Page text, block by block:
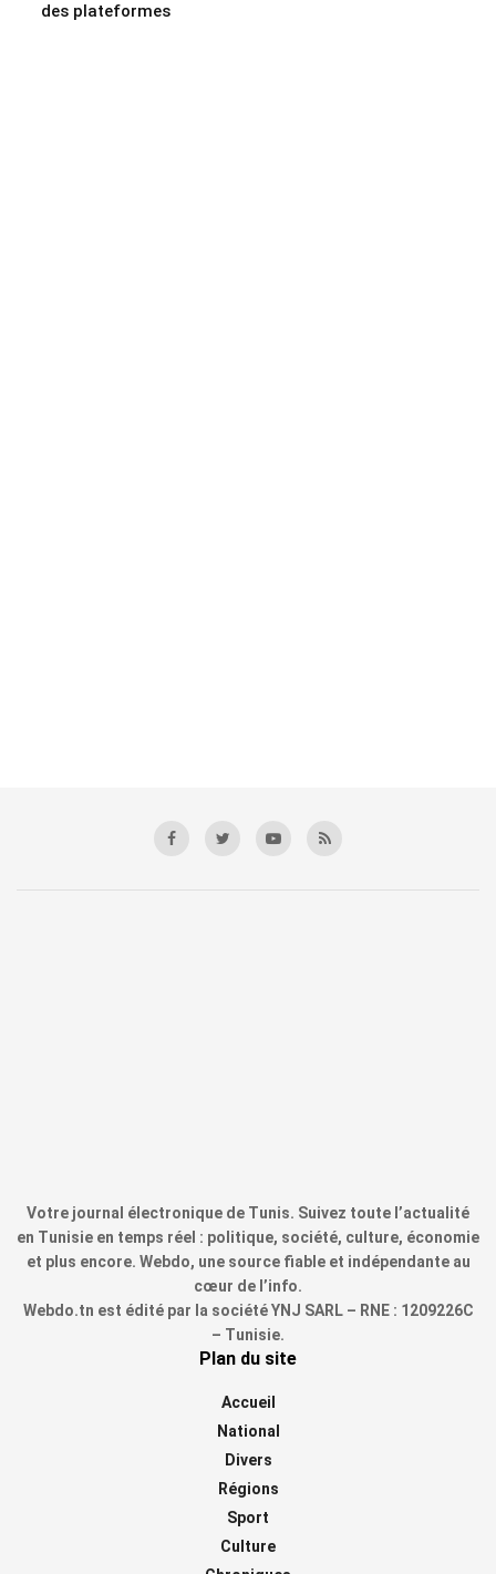
des plateformes
Votre journal électronique de Tunis. Suivez toute l’actualité
en Tunisie en temps réel : politique, société, culture, économie
et plus encore. Webdo, une source fiable et indépendante au
cœur de l’info.
Webdo.tn est édité par la société YNJ SARL – RNE : 1209226C
– Tunisie.
Plan du site
Accueil
National
Divers
Régions
Sport
Culture